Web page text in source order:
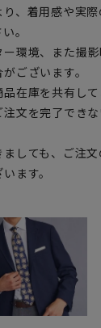
、着用感や実
。
環境、また撮
ございます。
在庫を共有し
文を完了でき
しても、ご注
ます。